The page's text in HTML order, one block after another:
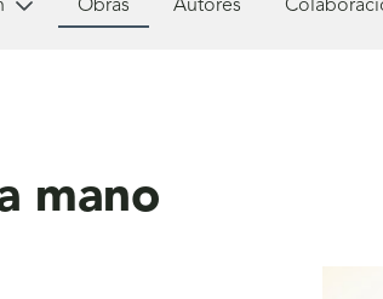
Obras Autores
mano